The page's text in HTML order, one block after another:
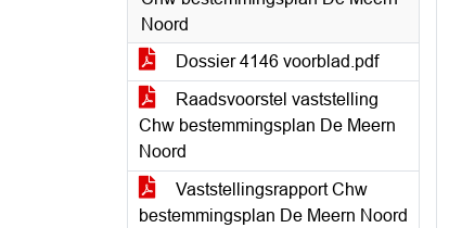
Noord
Dossier 4146 voorblad.pdf
Raadsvoorstel vaststelling
Chw bestemmingsplan De Meern
Noord
Vaststellingsrapport Chw
bestemmingsplan De Meern Noord